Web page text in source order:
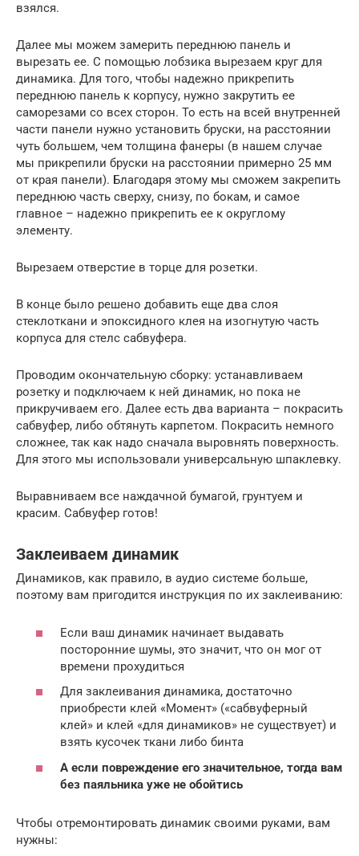
взялся.
Далее мы можем замерить переднюю панель и
вырезать ее. С помощью лобзика вырезаем круг для
динамика. Для того, чтобы надежно прикрепить
переднюю панель к корпусу, нужно закрутить ее
саморезами со всех сторон. То есть на всей внутренней
части панели нужно установить бруски, на расстоянии
чуть большем, чем толщина фанеры (в нашем случае
мы прикрепили бруски на расстоянии примерно 25 мм
от края панели). Благодаря этому мы сможем закрепить
переднюю часть сверху, снизу, по бокам, и самое
главное – надежно прикрепить ее к округлому
элементу.
Вырезаем отверстие в торце для розетки.
В конце было решено добавить еще два слоя
стеклоткани и эпоксидного клея на изогнутую часть
корпуса для стелс сабвуфера.
Проводим окончательную сборку: устанавливаем
розетку и подключаем к ней динамик, но пока не
прикручиваем его. Далее есть два варианта – покрасить
сабвуфер, либо обтянуть карпетом. Покрасить немного
сложнее, так как надо сначала выровнять поверхность.
Для этого мы использовали универсальную шпаклевку.
Выравниваем все наждачной бумагой, грунтуем и
красим. Сабвуфер готов!
Заклеиваем динамик
Динамиков, как правило, в аудио системе больше,
поэтому вам пригодится инструкция по их заклеиванию:
Если ваш динамик начинает выдавать
посторонние шумы, это значит, что он мог от
времени прохудиться
Для заклеивания динамика, достаточно
приобрести клей «Момент» («сабвуферный
клей» и клей «для динамиков» не существует) и
взять кусочек ткани либо бинта
А если повреждение его значительное, тогда вам
без паяльника уже не обойтись
Чтобы отремонтировать динамик своими руками, вам
нужны: